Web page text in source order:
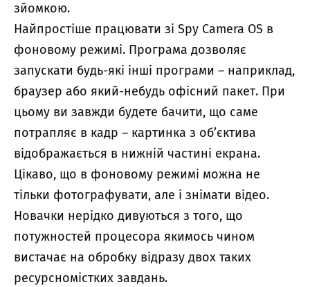
зйомкою.
Найпростіше працювати зі Spy Camera OS в
фоновому режимі. Програма дозволяє
запускати будь-які інші програми – наприклад,
браузер або який-небудь офісний пакет. При
цьому ви завжди будете бачити, що саме
потрапляє в кадр – картинка з об’єктива
відображається в нижній частині екрана.
Цікаво, що в фоновому режимі можна не
тільки фотографувати, але і знімати відео.
Новачки нерідко дивуються з того, що
потужностей процесора якимось чином
вистачає на обробку відразу двох таких
ресурсномістких завдань.